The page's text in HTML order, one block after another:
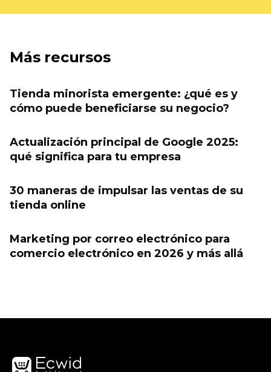
Más recursos
Tienda minorista emergente: ¿qué es y
cómo puede beneficiarse su negocio?
Actualización principal de Google 2025:
qué significa para tu empresa
30 maneras de impulsar las ventas de su
tienda online
Marketing por correo electrónico para
comercio electrónico en 2026 y más allá